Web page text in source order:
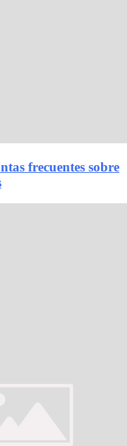
frecuentes sobre